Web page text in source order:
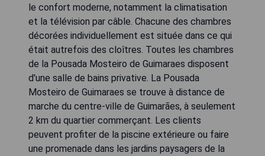
le confort moderne, notamment la climatisation
et la télévision par câble. Chacune des chambres
décorées individuellement est située dans ce qui
était autrefois des cloîtres. Toutes les chambres
de la Pousada Mosteiro de Guimaraes disposent
d'une salle de bains privative. La Pousada
Mosteiro de Guimaraes se trouve à distance de
marche du centre-ville de Guimarães, à seulement
2 km du quartier commerçant. Les clients
peuvent profiter de la piscine extérieure ou faire
une promenade dans les jardins paysagers de la